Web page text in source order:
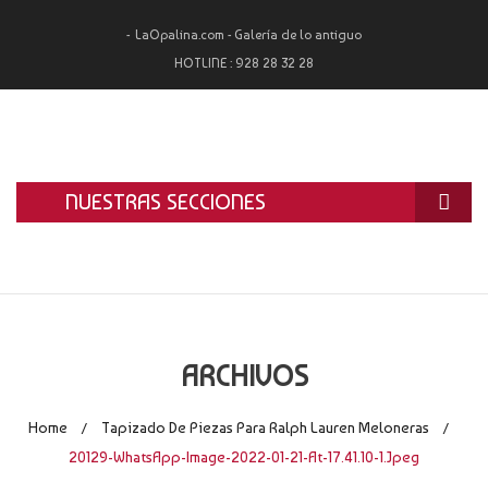
LaOpalina.com - Galería de lo antiguo
HOTLINE : 928 28 32 28
NUESTRAS SECCIONES
LA OPALINA
TASACIÓN Y COMPRA
ARCHIVOS
Home / Tapizado De Piezas Para Ralph Lauren Meloneras /
20129-WhatsApp-Image-2022-01-21-At-17.41.10-1.jpeg